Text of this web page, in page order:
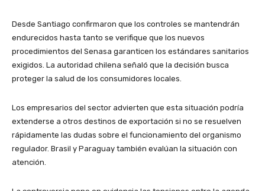
Desde Santiago confirmaron que los controles se mantendrán
endurecidos hasta tanto se verifique que los nuevos
procedimientos del Senasa garanticen los estándares sanitarios
exigidos. La autoridad chilena señaló que la decisión busca
proteger la salud de los consumidores locales.
Los empresarios del sector advierten que esta situación podría
extenderse a otros destinos de exportación si no se resuelven
rápidamente las dudas sobre el funcionamiento del organismo
regulador. Brasil y Paraguay también evalúan la situación con
atención.